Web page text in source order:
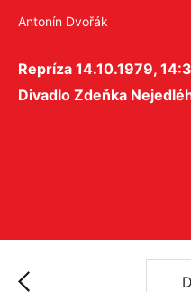
Antonín Dvořák
Repríza 14.10.1979,
Divadlo Zdeňka